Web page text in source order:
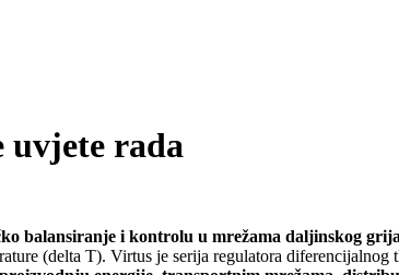
uvjete rada
balansiranje i kontrolu u mrežama daljinskog
(delta T). Virtus je serija regulatora diferencijalnog